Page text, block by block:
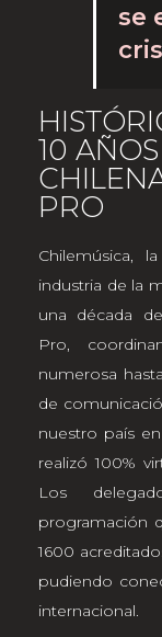
se
10
PRO
Chilemúsica,
industria de la
una década
Pro,
numerosa
de
nuestro país
realizó 100%
Los
programación
1600
pudiendo
internacional.